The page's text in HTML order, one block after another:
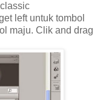
left untuk tombol
maju. Clik and drag